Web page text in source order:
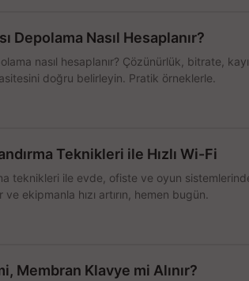
Depolama Nasıl Hesaplanır?
nasıl hesaplanır? Çözünürlük, bitrate,
doğru belirleyin. Pratik örneklerle.
Teknikleri ile Hızlı Wi-Fi
teknikleri ile evde, ofiste ve oyun sistemlerinde
ekipmanla hızı artırın, hemen bugün.
Membran Klavye mi Alınır?